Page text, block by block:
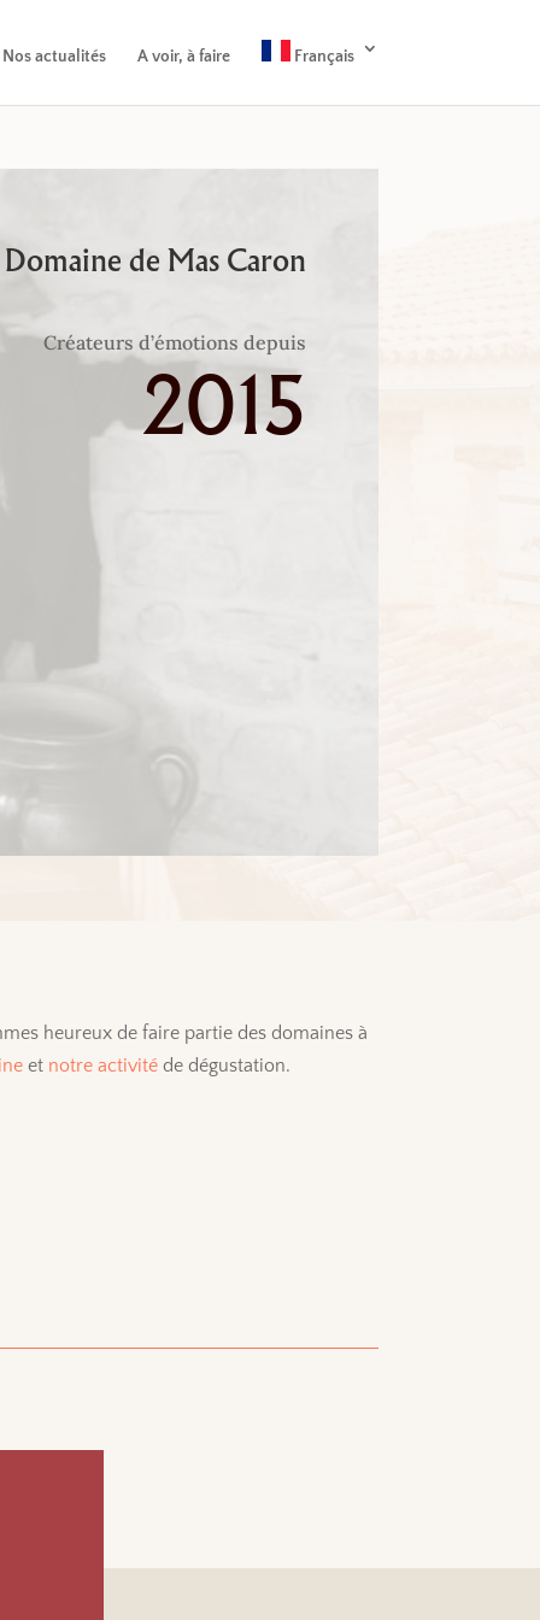
Nos actualités A voir, à faire Français
Domaine de Mas Caron
Créateurs d’émotions depuis
2015
heureux de faire partie des domaines à
et notre activité de dégustation.